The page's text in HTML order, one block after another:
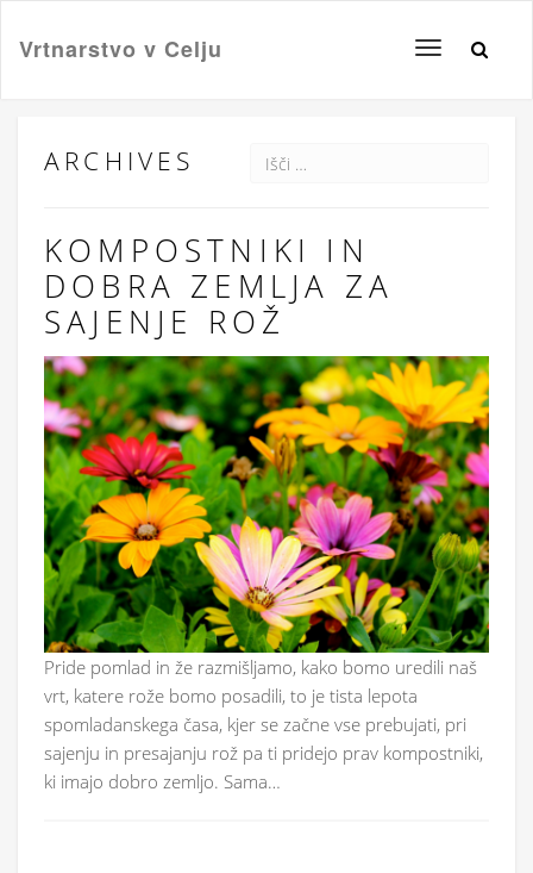
Toggle
Vrtnarstvo v Celju
ARCHIVES
KOMPOSTNIKI IN
DOBRA ZEMLJA ZA
SAJENJE ROŽ
Pride pomlad in že razmišljamo, kako bomo uredili naš
vrt, katere rože bomo posadili, to je tista lepota
spomladanskega časa, kjer se začne vse prebujati, pri
sajenju in presajanju rož pa ti pridejo prav kompostniki,
ki imajo dobro zemljo. Sama…